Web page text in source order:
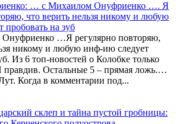
… с Михаилом Онуфриенко …. Я
что верить нельзя никому и любую
пробовать на зуб
…Я регулярно повторяю,
никому и любую инф-ию следует
Из 6 топ-новостей о Колобке только
правдив. Остальные 5 – прямая ложь.…
Когда в комментарии под...
склеп и тайна пустой гробницы: